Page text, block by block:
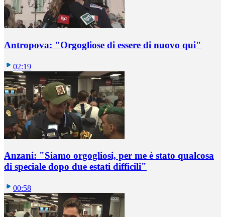
Antropova: "Orgogliose di essere di nuovo qui"
02:19
Anzani: "Siamo orgogliosi, per me è stato qualcosa
di speciale dopo due estati difficili"
00:58